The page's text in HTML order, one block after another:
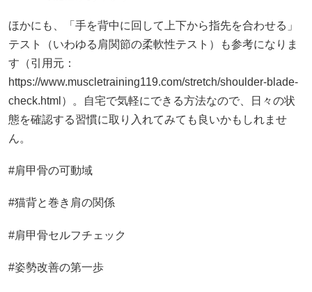
ほかにも、「手を背中に回して上下から指先を合わせる」
テスト（いわゆる肩関節の柔軟性テスト）も参考になりま
す（引用元：
https://www.muscletraining119.com/stretch/shoulder-blade-
check.html）。自宅で気軽にできる方法なので、日々の状
態を確認する習慣に取り入れてみても良いかもしれませ
ん。
#肩甲骨の可動域
#猫背と巻き肩の関係
#肩甲骨セルフチェック
#姿勢改善の第一歩